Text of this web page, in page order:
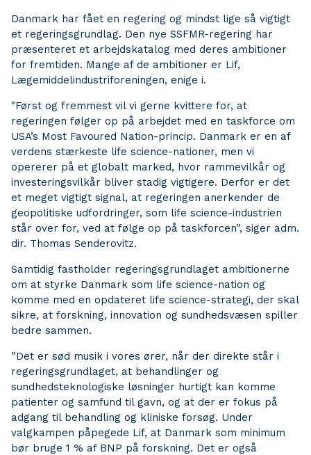
Danmark har fået en regering og mindst lige så vigtigt
et regeringsgrundlag. Den nye SSFMR-regering har
præsenteret et arbejdskatalog med deres ambitioner
for fremtiden. Mange af de ambitioner er Lif,
Lægemiddelindustriforeningen, enige i.
"Først og fremmest vil vi gerne kvittere for, at
regeringen følger op på arbejdet med en taskforce om
USA’s Most Favoured Nation-princip. Danmark er en af
verdens stærkeste life science-nationer, men vi
opererer på et globalt marked, hvor rammevilkår og
investeringsvilkår bliver stadig vigtigere. Derfor er det
et meget vigtigt signal, at regeringen anerkender de
geopolitiske udfordringer, som life science-industrien
står over for, ved at følge op på taskforcen”, siger adm.
dir. Thomas Senderovitz.
Samtidig fastholder regeringsgrundlaget ambitionerne
om at styrke Danmark som life science-nation og
komme med en opdateret life science-strategi, der skal
sikre, at forskning, innovation og sundhedsvæsen spiller
bedre sammen.
”Det er sød musik i vores ører, når der direkte står i
regeringsgrundlaget, at behandlinger og
sundhedsteknologiske løsninger hurtigt kan komme
patienter og samfund til gavn, og at der er fokus på
adgang til behandling og kliniske forsøg. Under
valgkampen påpegede Lif, at Danmark som minimum
bør bruge 1 % af BNP på forskning. Det er også